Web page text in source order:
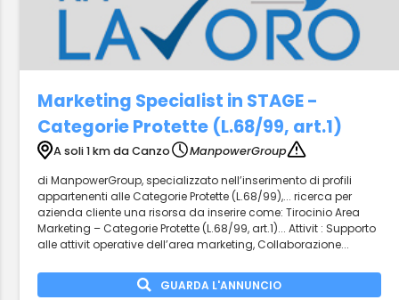
Marketing Specialist in STAGE -
Categorie Protette (L.68/99, art.1)
A soli 1 km da Canzo
ManpowerGroup
di ManpowerGroup, specializzato nell’inserimento di profili
appartenenti alle Categorie Protette (L.68/99),... ricerca per
azienda cliente una risorsa da inserire come: Tirocinio Area
Marketing – Categorie Protette (L.68/99, art.1)... Attivit : Supporto
alle attivit operative dell’area marketing, Collaborazione...
GUARDA L'ANNUNCIO